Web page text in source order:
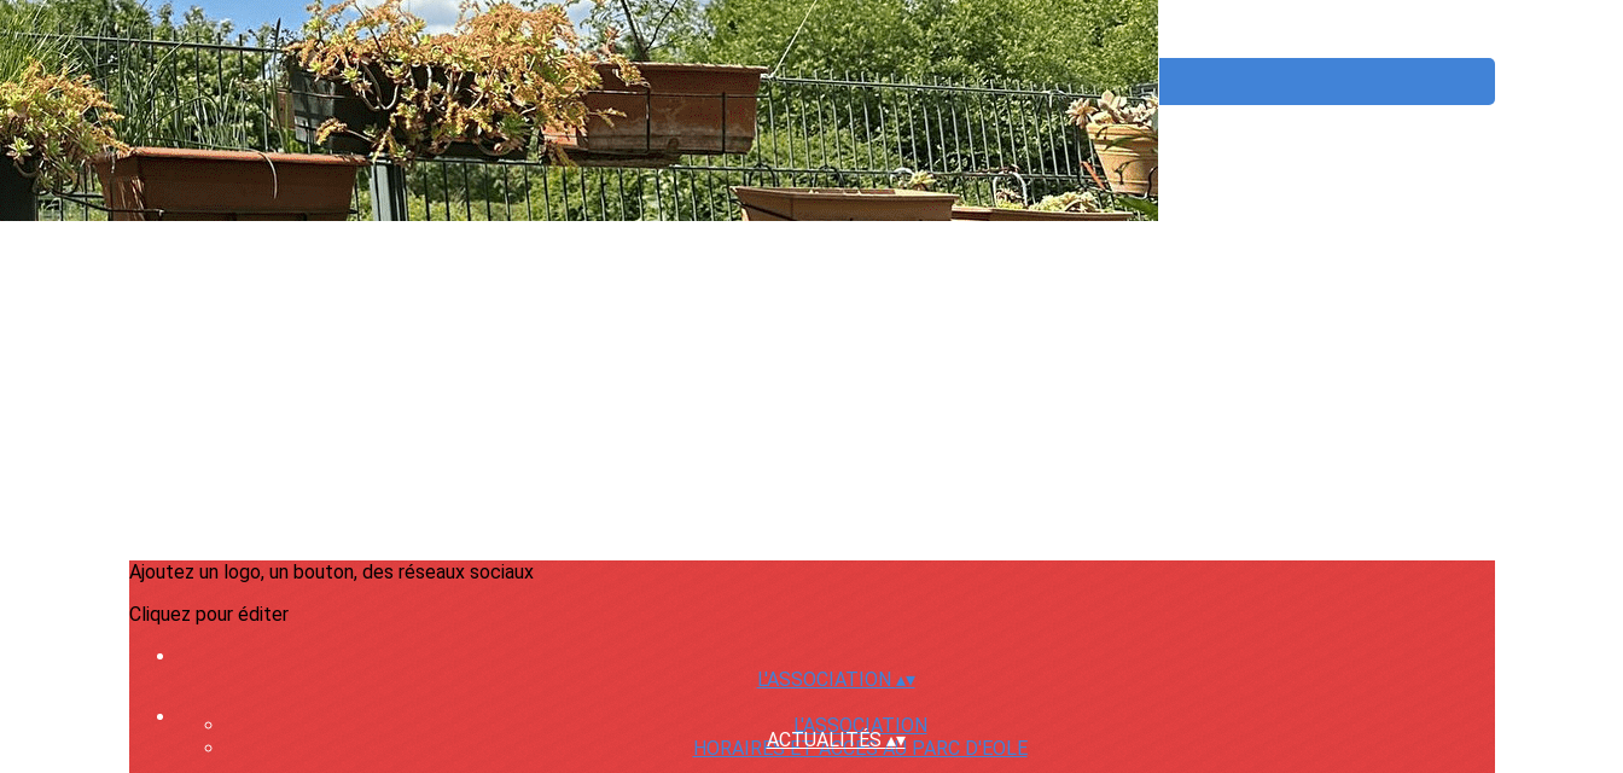
OK
Nous contacter 📧
Ajoutez un logo, un bouton, des réseaux sociaux
Cliquez pour éditer
L'ASSOCIATION ▴▾
L'ASSOCIATION
HORAIRES ET ACCÈS AU PARC D'EOLE
ACTUALITÉS▴▾